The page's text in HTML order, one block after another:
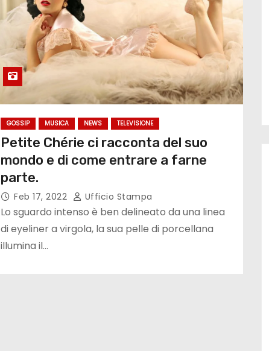
GOSSIP MUSICA NEWS TELEVISIONE
Petite Chérie ci racconta del suo
mondo e di come entrare a farne
parte.
Feb 17, 2022 Ufficio Stampa
Lo sguardo intenso è ben delineato da una linea
di eyeliner a virgola, la sua pelle di porcellana
illumina il…